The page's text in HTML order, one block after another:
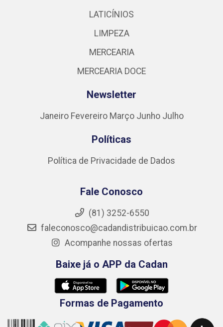
LATICÍNIOS
LIMPEZA
MERCEARIA
MERCEARIA DOCE
Newsletter
Janeiro Fevereiro Março Junho Julho
Políticas
Política de Privacidade de Dados
Fale Conosco
(81) 3252-6550
faleconosco@cadandistribuicao.com.br
Acompanhe nossas ofertas
Baixe já o APP da Cadan
Formas de Pagamento